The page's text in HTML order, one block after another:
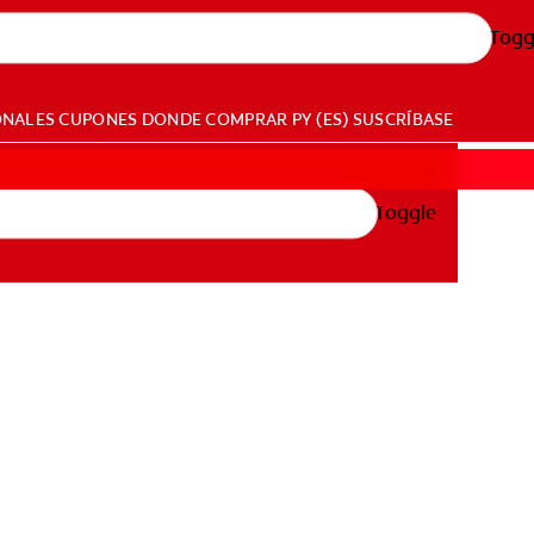
CUPONES DONDE COMPRAR PY (ES) SUSCRÍBASE
Toggle